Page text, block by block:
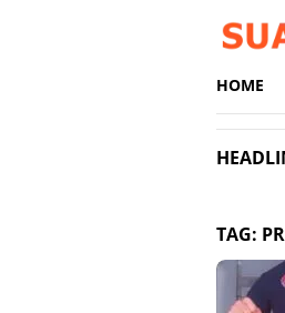
HOME
TAG: